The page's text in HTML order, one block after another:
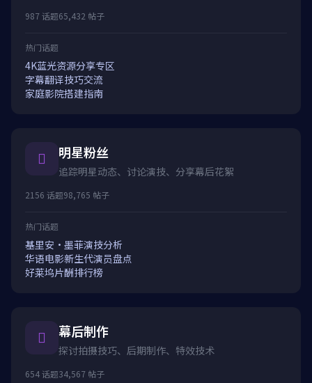
987 话题65,432 帖子
热门话题
4K蓝光资源分享专区
字幕翻译技巧交流
家庭影院搭建指南
明星粉丝
追踪明星动态、讨论演技、分享幕后花絮
2156 话题98,765 帖子
热门话题
基里安·墨菲演技分析
华语电影新生代演员盘点
好莱坞片酬排行榜
幕后制作
探讨拍摄技巧、后期制作、特效技术
654 话题34,567 帖子